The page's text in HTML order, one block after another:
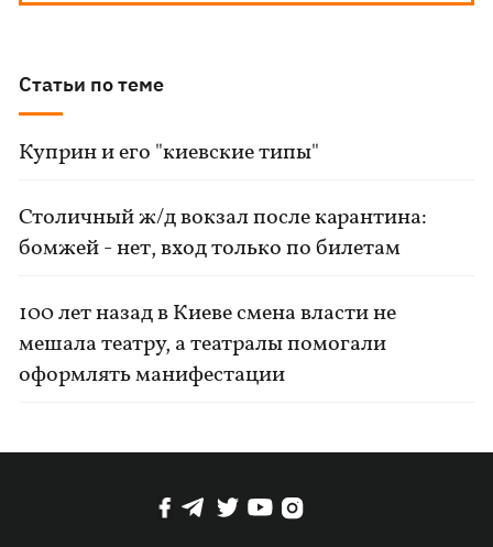
Статьи по теме
Куприн и его "киевские типы"
Столичный ж/д вокзал после карантина:
бомжей - нет, вход только по билетам
100 лет назад в Киеве смена власти не
мешала театру, а театралы помогали
оформлять манифестации